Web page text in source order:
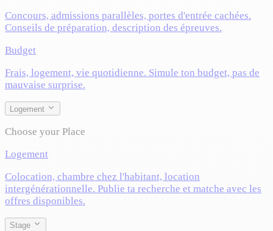
Concours, admissions parallèles, portes d'entrée cachées.
Conseils de préparation, description des épreuves.
Budget
Frais, logement, vie quotidienne. Simule ton budget, pas de
mauvaise surprise.
Logement
Choose your Place
Logement
Colocation, chambre chez l'habitant, location
intergénérationnelle. Publie ta recherche et matche avec les
offres disponibles.
Stage